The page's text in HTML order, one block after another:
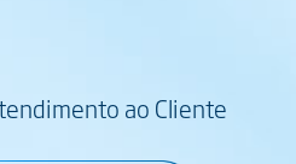
ao Cliente